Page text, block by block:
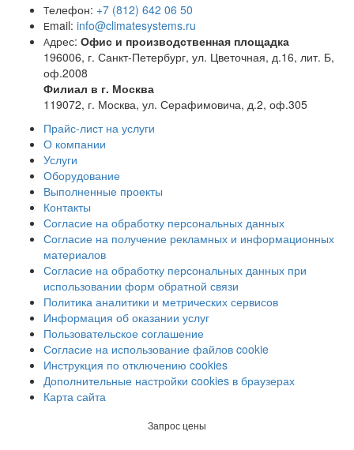
Телефон: +7 (812) 642 06 50
Email: info@climatesystems.ru
Адрес: Офис и производственная площадка
196006, г. Санкт-Петербург, ул. Цветочная, д.16, лит. Б,
оф.2008
Филиал в г. Москва
119072, г. Москва, ул. Серафимовича, д.2, оф.305
Прайс-лист на услуги
О компании
Услуги
Оборудование
Выполненные проекты
Контакты
Согласие на обработку персональных данных
Согласие на получение рекламных и информационных
материалов
Согласие на обработку персональных данных при
использовании форм обратной связи
Политика аналитики и метрических сервисов
Информация об оказании услуг
Пользовательское соглашение
Согласие на использование файлов cookie
Инструкция по отключению cookies
Дополнительные настройки cookies в браузерах
Карта сайта
Запрос цены